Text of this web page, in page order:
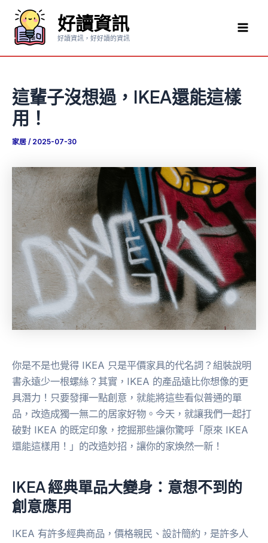
要
好讀資訊
好讀資訊，好好讀的資訊
這輩子沒想過，IKEA還能這樣
用！
家居 / 2025-07-30
你是不是也覺得 IKEA 只是平價家具的代名詞？組裝說明
書永遠少一根螺絲？其實，IKEA 的產品遠比你想像的更
具潛力！只要發揮一點創意，就能將這些看似普通的單
品，改造成獨一無二的居家好物。今天，就讓我們一起打
破對 IKEA 的既定印象，挖掘那些讓你驚呼「原來 IKEA
還能這樣用！」的改造妙招，讓你的家煥然一新！
IKEA 經典單品大變身：意想不到的
創意應用
IKEA 有許多經典商品，價格親民、設計簡約，是許多人